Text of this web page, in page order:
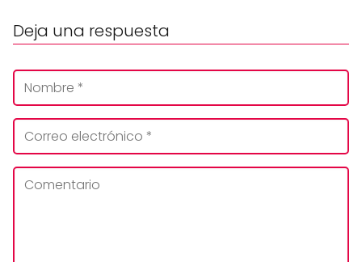
Deja una respuesta